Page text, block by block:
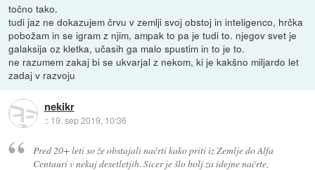
točno tako.
tudi jaz ne dokazujem črvu v zemlji svoj obstoj in inteligenco, hrčka
pobožam in se igram z njim, ampak to pa je tudi to. njegov svet je
galaksija oz kletka, učasih ga malo spustim in to je to.
ne razumem zakaj bi se ukvarjal z nekom, ki je kakšno miljardo let
zadaj v razvoju
nekikr
:: 19. sep 2019, 10:36
Pred 20+ leti so že obstajali načrti kako priti iz Zemlje do Alfa
Centauri v nekaj desetletjih. Sicer je šlo bolj za idejne načrte,